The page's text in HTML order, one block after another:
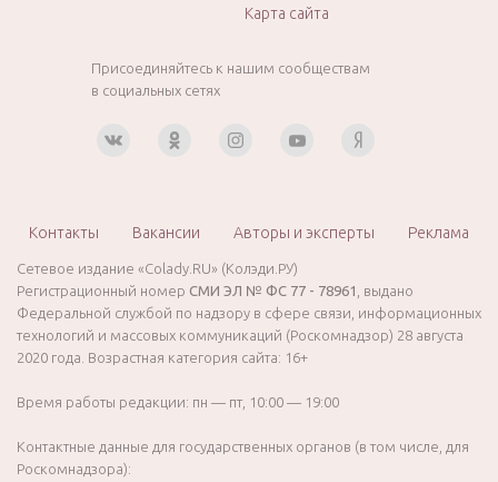
Карта сайта
Присоединяйтесь к нашим сообществам
в социальных сетях
Контакты Вакансии Авторы и эксперты Реклама
Сетевое издание «Colady.RU» (Колэди.РУ)
Регистрационный номер СМИ ЭЛ № ФС 77 - 78961
, выдано
Федеральной службой по надзору в сфере связи, информационных
технологий и массовых коммуникаций (Роскомнадзор) 28 августа
2020 года. Возрастная категория сайта: 16+
Время работы редакции: пн — пт, 10:00 — 19:00
Контактные данные для государственных органов (в том числе, для
Роскомнадзора):